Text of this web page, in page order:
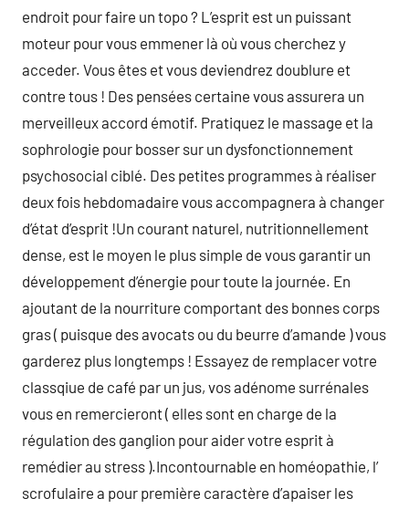
endroit pour faire un topo ? L’esprit est un puissant
moteur pour vous emmener là où vous cherchez y
acceder. Vous êtes et vous deviendrez doublure et
contre tous ! Des pensées certaine vous assurera un
merveilleux accord émotif. Pratiquez le massage et la
sophrologie pour bosser sur un dysfonctionnement
psychosocial ciblé. Des petites programmes à réaliser
deux fois hebdomadaire vous accompagnera à changer
d’état d’esprit !Un courant naturel, nutritionnellement
dense, est le moyen le plus simple de vous garantir un
développement d’énergie pour toute la journée. En
ajoutant de la nourriture comportant des bonnes corps
gras ( puisque des avocats ou du beurre d’amande ) vous
garderez plus longtemps ! Essayez de remplacer votre
classqiue de café par un jus, vos adénome surrénales
vous en remercieront ( elles sont en charge de la
régulation des ganglion pour aider votre esprit à
remédier au stress ).Incontournable en homéopathie, l’
scrofulaire a pour première caractère d’apaiser les